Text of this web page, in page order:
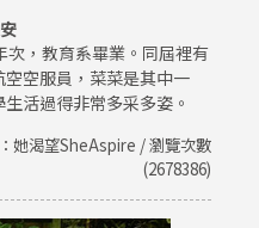
，教育系畢業。同屆裡有
空服員，菜菜是其中一
活過得非常多采多姿。
她渴望SheAspire / 瀏覽次數
(2678386)